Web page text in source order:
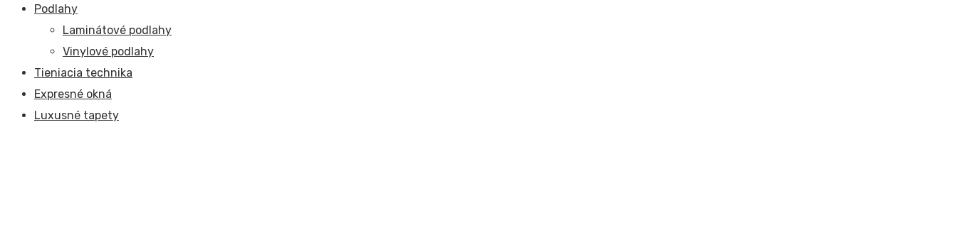
Podlahy
Laminátové podlahy
Vinylové podlahy
Tieniacia technika
Expresné okná
Luxusné tapety